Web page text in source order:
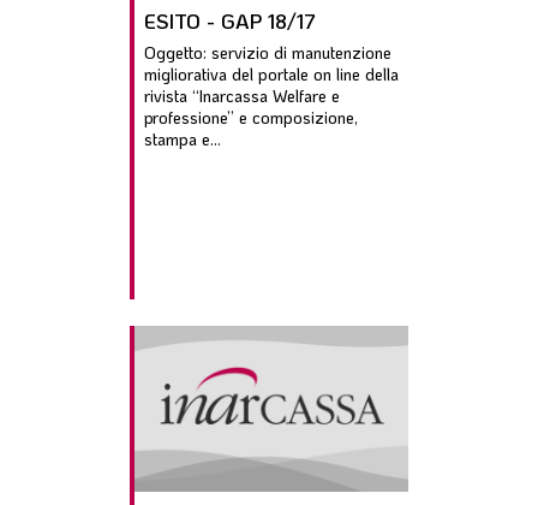
ESITO - GAP 18/17
Oggetto: servizio di manutenzione
migliorativa del portale on line della
rivista “Inarcassa Welfare e
professione” e composizione,
stampa e...